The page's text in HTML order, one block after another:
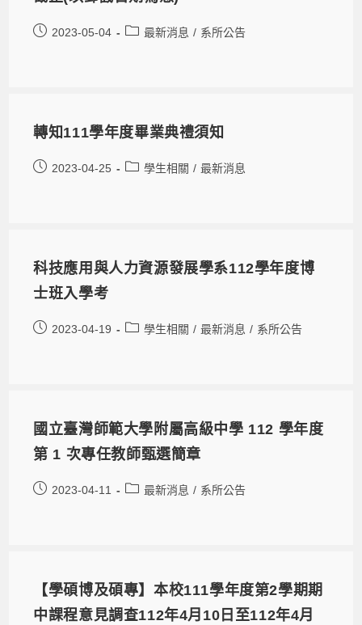
2023-05-04 最新消息 / 系所公告
轉知111學年度畢業典禮須知
2023-04-25 學生相關 / 最新消息
科技應用與人力資源發展學系112學年度博
士班入學考
2023-04-19 學生相關 / 最新消息 / 系所公告
國立臺灣師範大學附屬高級中學 112 學年度
第 1 次專任教師甄選簡章
2023-04-11 最新消息 / 系所公告
【學碩博及碩專】本校111學年度第2學期期
中課程意見調查112年4月10日至112年4月